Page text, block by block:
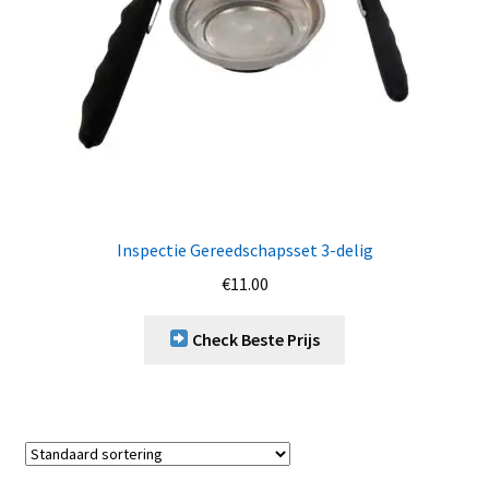
Inspectie Gereedschapsset 3-delig
€11.00
Check Beste Prijs